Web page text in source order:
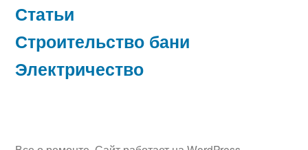
Статьи
Строительство бани
Электричество